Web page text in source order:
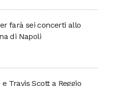
farà sei concerti allo
di Napoli
Travis Scott a Reggio